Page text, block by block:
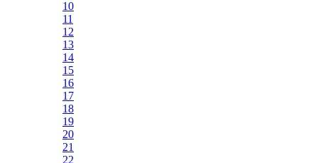
10
11
12
13
14
15
16
17
18
19
20
21
22